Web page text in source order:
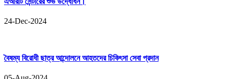
24-Dec-2024
বৈষম্য বিরোধী ছাত্র আন্দোলনে আহতদের চিকিৎসা সেবা প্রদান